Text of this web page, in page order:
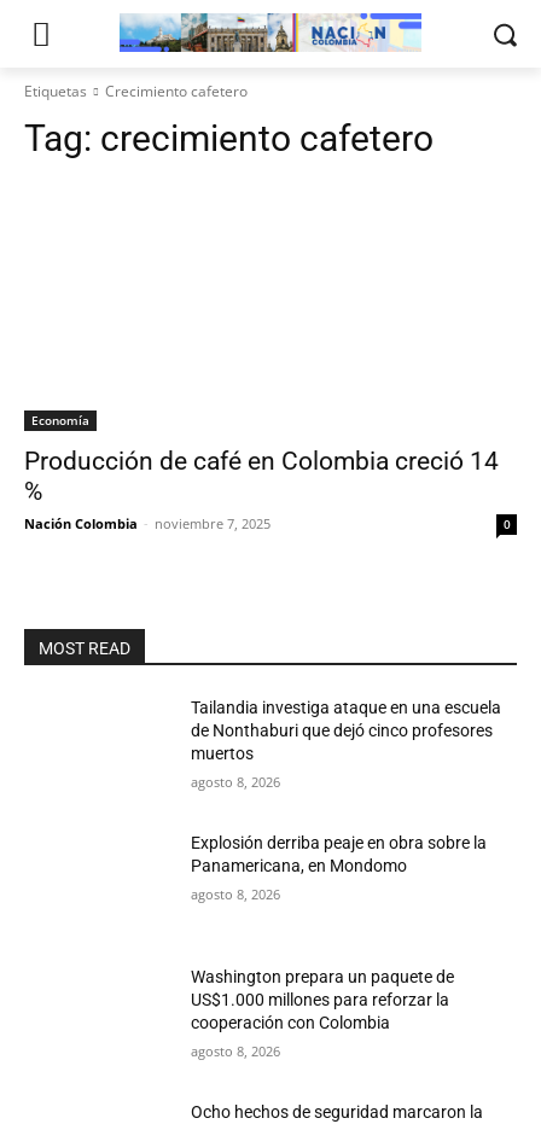
Etiquetas Crecimiento cafetero
Tag: crecimiento cafetero
Economía
Producción de café en Colombia creció 14
%
Nación Colombia - noviembre 7, 2025 0
MOST READ
Tailandia investiga ataque en una escuela
de Nonthaburi que dejó cinco profesores
muertos
agosto 8, 2026
Explosión derriba peaje en obra sobre la
Panamericana, en Mondomo
agosto 8, 2026
Washington prepara un paquete de
US$1.000 millones para reforzar la
cooperación con Colombia
agosto 8, 2026
Ocho hechos de seguridad marcaron la